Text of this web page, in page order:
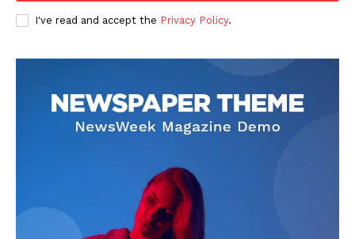
I've read and accept the Privacy Policy.